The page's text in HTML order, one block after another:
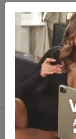
Máte
Kontaktujte nás na
Recenze